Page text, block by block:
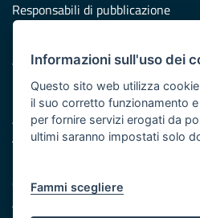
Responsabili di pubblicazione
Vai al sito di Protezione Civile
Iniziativa finanziata con risorse
Asse XI
Cookie e privacy
Atti di notifica
Informazioni sull'uso dei
Questo sito web utilizza
il suo corretto funzionamento
per fornire servizi erogati da
ultimi saranno impostati solo
Fammi scegliere